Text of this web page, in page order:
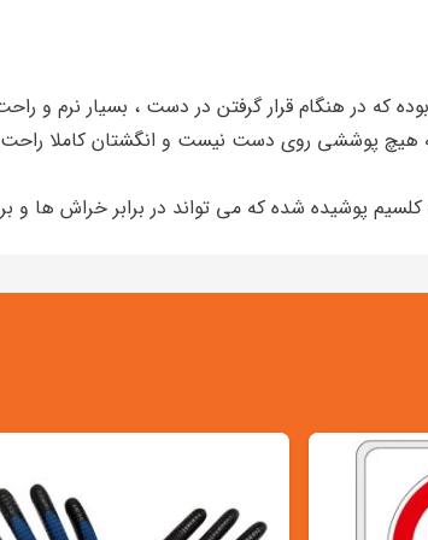
که در هنگام قرار گرفتن در دست ، بسیار نرم و
پوششی روی دست نیست و انگشتان کاملا راحت و
پوشیده شده که می تواند در برابر خراش ها